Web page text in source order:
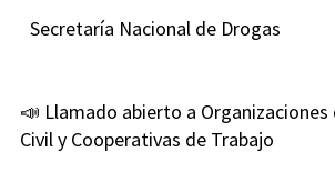
Secretaría Nacional de Drogas
📣 Llamado abierto a Organizaciones
Civil y Cooperativas de Trabajo